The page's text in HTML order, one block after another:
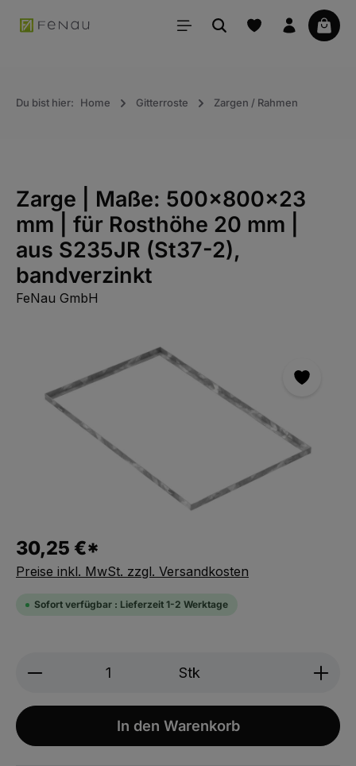
springen
Du bist hier: Home Gitterroste Zargen / Rahmen
Zarge | Maße: 500x800x23
mm | für Rosthöhe 20 mm |
aus S235JR (St37-2),
bandverzinkt
FeNau GmbH
Bildergalerie überspringen
30,25 €*
Preise inkl. MwSt. zzgl. Versandkosten
Sofort verfügbar : Lieferzeit 1-2 Werktage
Produkt Anzahl: Gib den
Stk
In den Warenkorb